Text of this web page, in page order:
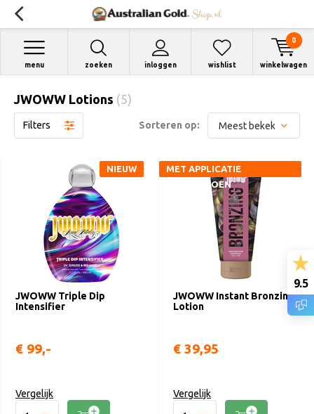
zoeken inloggen
menu wishlist winkelwagen
0
JWOWW Lotions (5)
Filters Sorteren op:
JWOWW Triple Dip
Intensifier
NIEUW
€ 99,-
Vergelijk
JWOWW Instant Bronzing
Lotion
MET APPLICATIE
HANDSCHOEN
€ 39,95
Vergelijk
9.5